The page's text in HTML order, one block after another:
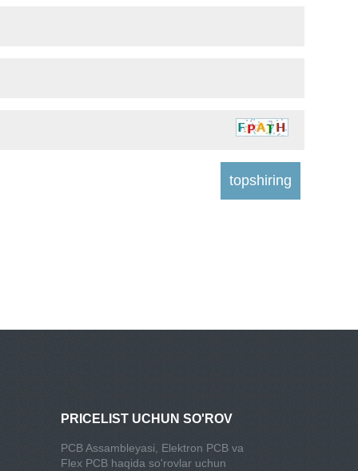
PRICELIST UCHUN SO'ROV
PCB Assambleyasi, Elektron PCB va
Flex PCB haqida so'rovlar uchun